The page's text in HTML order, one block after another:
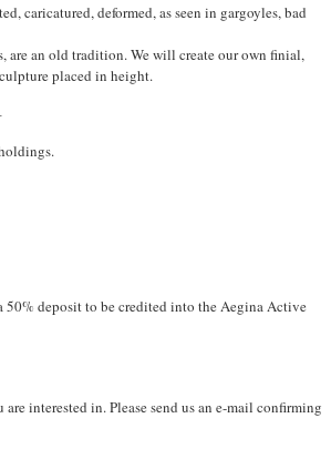
caricatured, deformed, as seen in gargoyles, bad
are an old tradition. We will create our own finial,
placed in height.
deposit to be credited into the Aegina Active
interested in. Please send us an e-mail confirming